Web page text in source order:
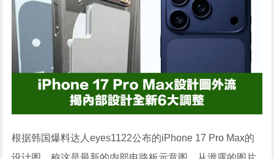
根据韩国爆料达人eyes1122公布的iPhone 17 Pro Max的